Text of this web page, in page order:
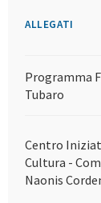
ALLEGATI
Programma
Tubaro
Centro
Cultura -
Naonis